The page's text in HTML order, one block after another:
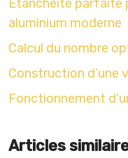
Étanchéité parfaite
aluminium moderne
Calcul du nombre
Construction d’une
Fonctionnement
Articles